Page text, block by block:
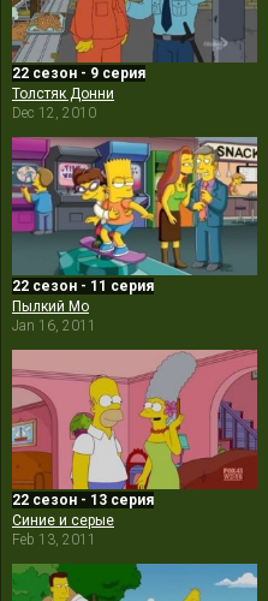
22 сезон - 9 серия
Толстяк Донни
Dec 12, 2010
22 сезон - 11 серия
Пылкий Мо
Jan 16, 2011
22 сезон - 13 серия
Синие и серые
Feb 13, 2011